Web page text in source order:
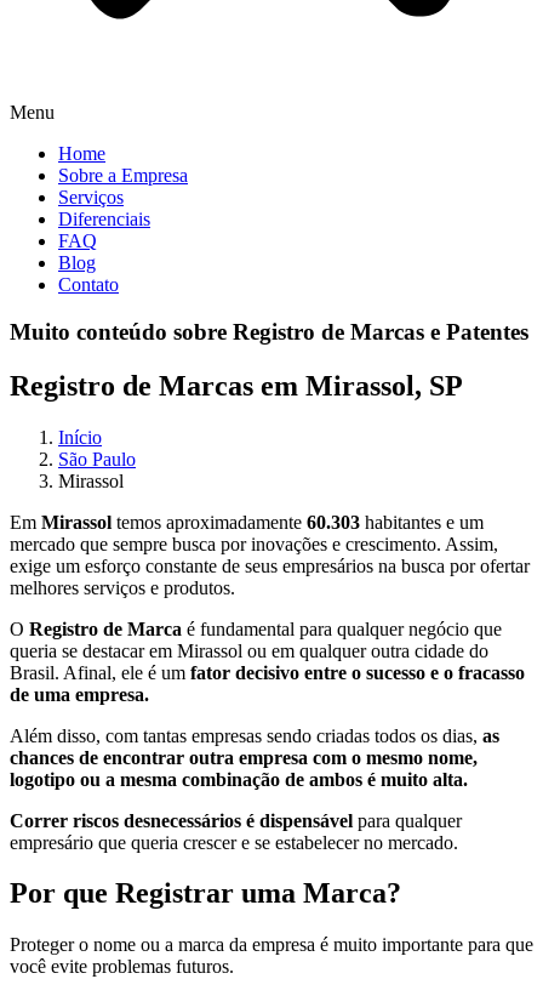
Menu
Home
Sobre a Empresa
Serviços
Diferenciais
FAQ
Blog
Contato
Muito conteúdo sobre Registro de Marcas e Patentes
Registro de Marcas em Mirassol, SP
Início
São Paulo
Mirassol
Em Mirassol temos aproximadamente 60.303 habitantes e um
mercado que sempre busca por inovações e crescimento. Assim,
exige um esforço constante de seus empresários na busca por ofertar
melhores serviços e produtos.
O Registro de Marca é fundamental para qualquer negócio que
queria se destacar em Mirassol ou em qualquer outra cidade do
Brasil. Afinal, ele é um fator decisivo entre o sucesso e o fracasso
de uma empresa.
Além disso, com tantas empresas sendo criadas todos os dias, as
chances de encontrar outra empresa com o mesmo nome,
logotipo ou a mesma combinação de ambos é muito alta.
Correr riscos desnecessários é dispensável para qualquer
empresário que queria crescer e se estabelecer no mercado.
Por que Registrar uma Marca?
Proteger o nome ou a marca da empresa é muito importante para que
você evite problemas futuros.